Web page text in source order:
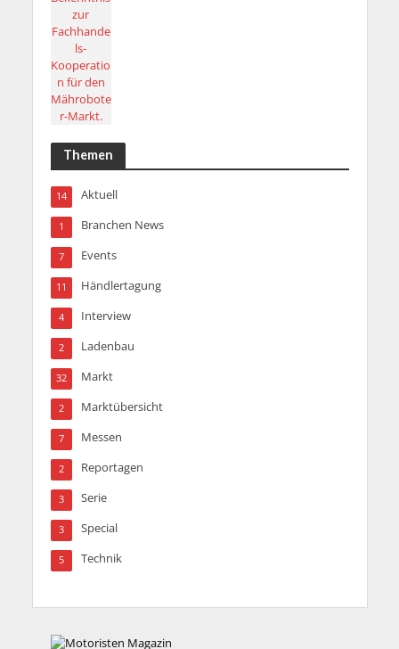
Themen
Aktuell
14
Branchen News
1
Events
7
Händlertagung
11
Interview
4
Ladenbau
2
Markt
32
Marktübersicht
2
Messen
7
Reportagen
2
Serie
3
Special
3
Technik
5